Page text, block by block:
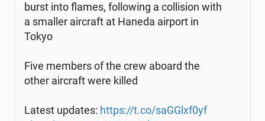
burst into flames, fol­lo­wing a col­li­sion with
a smaller air­craft at Haneda airport in
Tokyo
Five members of the crew aboard the
other air­craft were killed
Latest updates: https://t.co/saGGlxf0yf